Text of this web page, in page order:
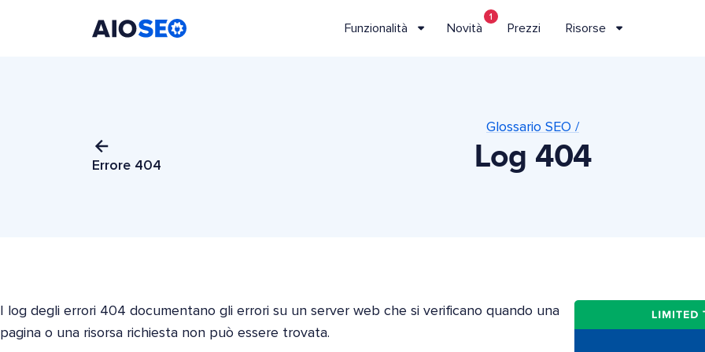
Funzionalità Novità
1
Prezzi Risorse
Errore 404
Glossario SEO /
Log 404
I log degli errori 404 documentano gli errori su un server web che si verificano quando una
pagina o una risorsa richiesta non può essere trovata.